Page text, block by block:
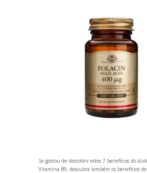
Se gostou de descobrir estes 7 benefícios do
Vitamina B9, descubra também os benefícios